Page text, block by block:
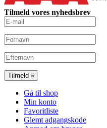
Tilmeld vores nyhedsbrev
Gå til shop
Min konto
Favoritliste
Glemt adgangskode